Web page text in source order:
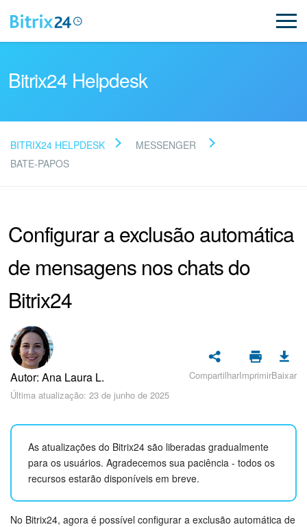
Leia as perguntas
Novo
Suporte do Bitrix24
Cadastro e Login no Bitrix24
Segurança
Como Começar?
Messenger
Bitrix24 Collabs
Bitrix24 Helpdesk
BITRIX24 HELPDESK
MESSENGER
BATE-PAPOS
Configurar a exclusão automática
de mensagens nos chats do
Bitrix24
Autor: Ana Laura L.
Última atualização: 23 de junho de 2025
CompartilharImprimirBaixar
As atualizações do Bitrix24 são liberadas gradualmente
para os usuários. Agradecemos sua paciência - todos os
recursos estarão disponíveis em breve.
No Bitrix24, agora é possível configurar a exclusão automática de